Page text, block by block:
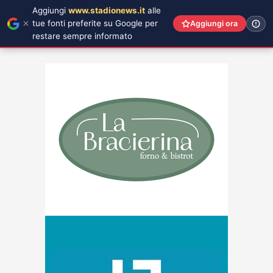
Aggiungi www.stadionews.it alle
tue fonti preferite su Google per
restare sempre informato
Aggiungi ora